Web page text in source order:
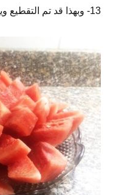
13- وبهذا قد تم التقطيع ويقدم البطيخ.